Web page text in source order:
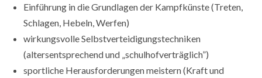
Einführung in die Grundlagen der Kampfkünste (Treten,
Schlagen, Hebeln, Werfen)
wirkungsvolle Selbstverteidigungstechniken
(altersentsprechend und „schulhofverträglich”)
sportliche Herausforderungen meistern (Kraft und